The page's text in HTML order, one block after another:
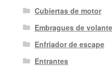
Cubiertas de motor
Embragues de volante
Enfriador de escape
Entrantes